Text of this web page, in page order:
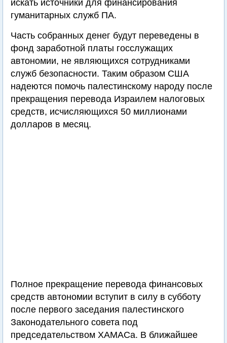
искать источники для финансирования
гуманитарных служб ПА.
Часть собранных денег будут переведены в
фонд заработной платы госслужащих
автономии, не являющихся сотрудниками
служб безопасности. Таким образом США
надеются помочь палестинскому народу после
прекращения перевода Израилем налоговых
средств, исчисляющихся 50 миллионами
долларов в месяц.
Полное прекращение перевода финансовых
средств автономии вступит в силу в субботу
после первого заседания палестинского
Законодательного совета под
председательством ХАМАСа. В ближайшее